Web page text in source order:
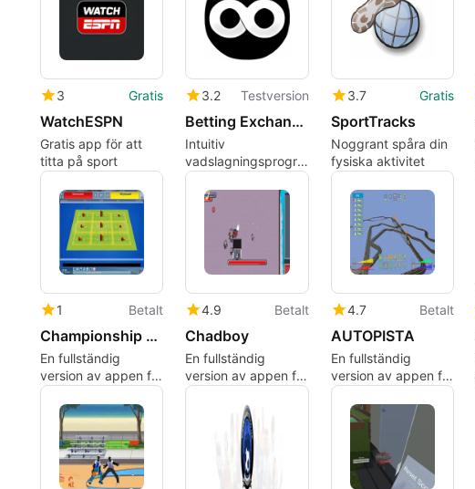
3 Gratis
WatchESPN
Gratis app för att
titta på sport
3.2 Testversion
Betting Exchange by BOOKIE Software
Intuitiv
vadslagningsprogramvara
för professionella
bookmakingsföretag
3.7 Gratis
SportTracks
Noggrant spåra din
fysiska aktivitet
1 Betalt
Championship Manager 2007
En fullständig
version av appen för
Windows, av
Beautiful Game
Studios.
4.9 Betalt
Chadboy
En fullständig
version av appen för
Windows, av
galesoozka.
4.7 Betalt
AUTOPISTA
En fullständig
version av appen för
Windows, av Vox
Mare.